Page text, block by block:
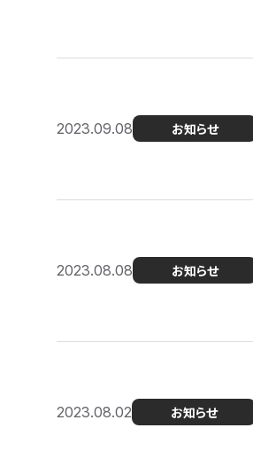
2023.09.08 お知らせ
2023.08.08 お知らせ
2023.08.02 お知らせ